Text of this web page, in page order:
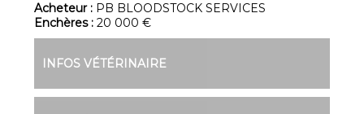
Acheteur : PB BLOODSTOCK SERVICES
Enchères :20 000 €
INFOS VÉTÉRINAIRE